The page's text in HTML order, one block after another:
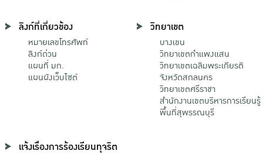
ลิงก์ที่เกี่ยวข้อง
หมายเลขโทรศัพท์
ลิงก์ด่วน
แผนที่ มก.
แผนผังเว็บไซต์
วิทยาเขต
บางเขน
วิทยาเขตกําแพงแสน
วิทยาเขตเฉลิมพระเกียรติ
จังหวัดสกลนคร
วิทยาเขตศรีราชา
สำนักงานเขตบริหารการเรียนรู้
พื้นที่สุพรรณบุรี
แจ้งเรื่องการร้องเรียนทุจริต